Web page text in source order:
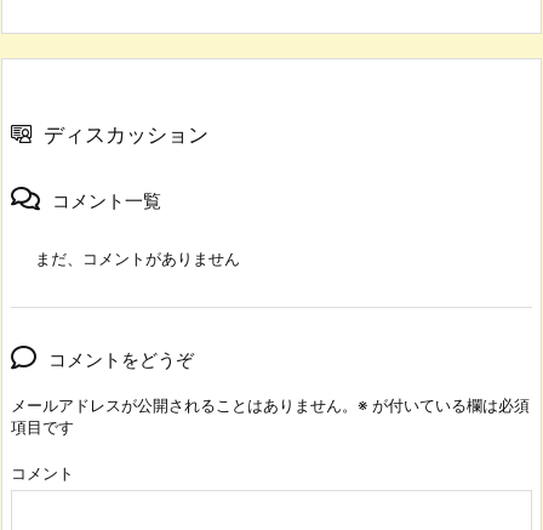
ディスカッション
コメント一覧
まだ、コメントがありません
コメントをどうぞ
メールアドレスが公開されることはありません。 ※ が付いている欄は必須
項目です
コメント